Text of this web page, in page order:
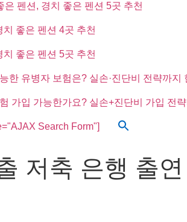
펜션, 경치 좋은 펜션 5곳 추천
좋은 펜션 4곳 추천
좋은 펜션 5곳 추천
한 유병자 보험은? 실손·진단비 전략까지
가입 가능한가요? 실손+진단비 가입 전
Search Form"]
저축 은행 출